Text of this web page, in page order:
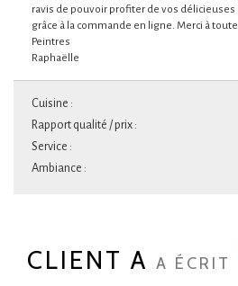
ravis de pouvoir profiter de vos
grâce à la commande en ligne. Merci à
Peintres
Raphaëlle
Cuisine :
Rapport qualité / prix :
Service :
Ambiance :
CLIENT A A ÉCRIT